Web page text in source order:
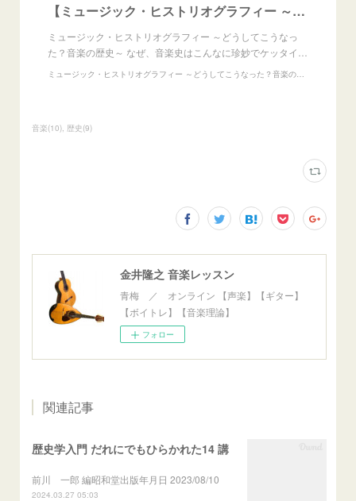
【ミュージック・ヒストリオグラフィー ～どうしてこうなった？音楽の歴史～ 】
ミュージック・ヒストリオグラフィー ～どうしてこうなっ
た？音楽の歴史～ なぜ、音楽史はこんなに珍妙でケッタイ…
ミュージック・ヒストリオグラフィー ～どうしてこうなった？音楽の歴史～ - 書籍 読み物 | ヤマハの楽譜出版
音楽(10) 歴史(9)
金井隆之 音楽レッスン
青梅 ／ オンライン 【声楽】【ギター】
【ボイトレ】【音楽理論】
フォロー
関連記事
歴史学入門 だれにでもひらかれた14 講
前川 一郎 編昭和堂出版年月日 2023/08/10
2024.03.27 05:03